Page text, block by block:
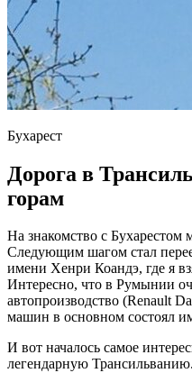
Бухарест
Дорога в
горам
На знакомство с Бухарестом
Следующим шагом стал
имени Хенри Коандэ, где я
Интересно, что в Румынии
автопроизводство (Renault
машин в основном состоял
И вот началось самое
легендарную